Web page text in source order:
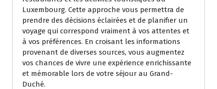
Luxembourg. Cette approche vous permettra de
prendre des décisions éclairées et de planifier un
voyage qui correspond vraiment à vos attentes et
à vos préférences. En croisant les informations
provenant de diverses sources, vous augmentez
vos chances de vivre une expérience enrichissante
et mémorable lors de votre séjour au Grand-
Duché.